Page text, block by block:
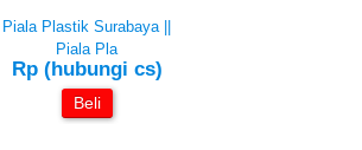
Piala Plastik Surabaya ||
Piala Pla
Rp (hubungi cs)
Beli